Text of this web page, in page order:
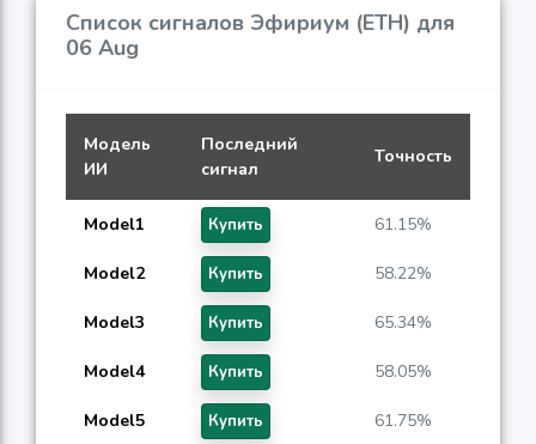
Список сигналов Эфириум (ETH) для
06 Aug
Модель
ИИ
Последний
сигнал
Точность
Model1 Купить 61.15%
Model2 Купить 58.22%
Model3 Купить 65.34%
Model4 Купить 58.05%
Model5 Купить 61.75%